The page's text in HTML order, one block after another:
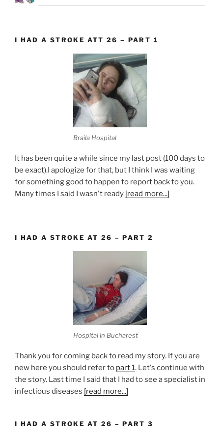
I HAD A STROKE ATT 26 – PART 1
Braila Hospital
It has been quite a while since my last post (100 days to
be exact).I apologize for that, but I think I was waiting
for something good to happen to report back to you.
Many times I said I wasn't ready [read more...]
I HAD A STROKE AT 26 – PART 2
Hospital in Bucharest
Thank you for coming back to read my story. If you are
new here you should refer to part 1. Let's continue with
the story. Last time I said that I had to see a specialist in
infectious diseases [read more...]
I HAD A STROKE AT 26 – PART 3